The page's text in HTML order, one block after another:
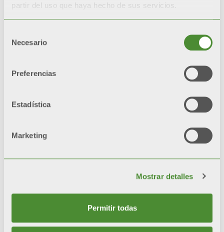
partir del uso que haya hecho de sus servicios.
Necesario
Preferencias
Estadística
Marketing
Mostrar detalles
Permitir todas
poliuretano rígido inyectado
Productos
relacionados